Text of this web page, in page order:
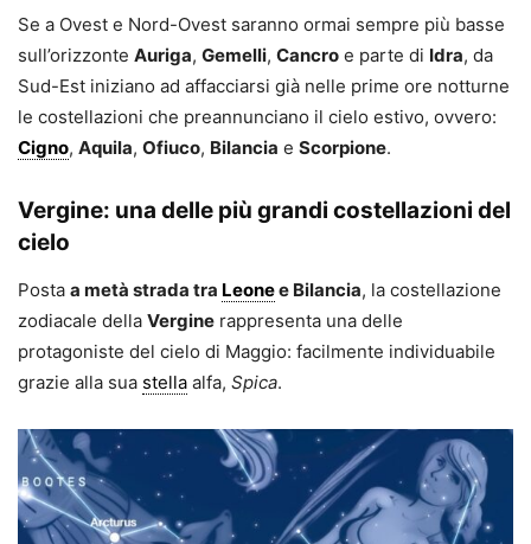
Se a Ovest e Nord-Ovest saranno ormai sempre più basse
sull’orizzonte Auriga, Gemelli, Cancro e parte di Idra, da
Sud-Est iniziano ad affacciarsi già nelle prime ore notturne
le costellazioni che preannunciano il cielo estivo, ovvero:
Cigno, Aquila, Ofiuco, Bilancia e Scorpione.
Vergine: una delle più grandi costellazioni del
cielo
Posta a metà strada tra Leonee Bilancia, la costellazione
zodiacale della Vergine rappresenta una delle
protagoniste del cielo di Maggio: facilmente individuabile
grazie alla sua stella alfa, Spica.